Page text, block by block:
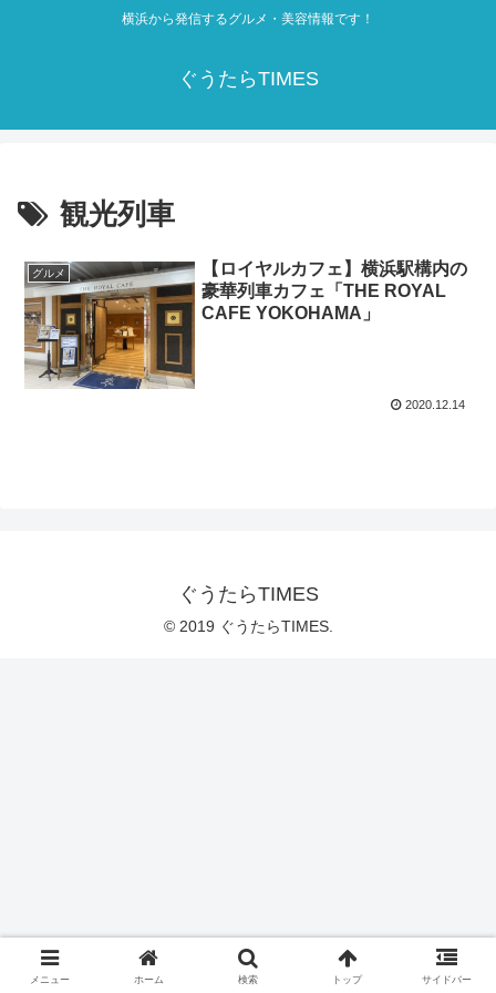
横浜から発信するグルメ・美容情報です！
ぐうたらTIMES
観光列車
グルメ
【ロイヤルカフェ】横浜駅構内の
豪華列車カフェ「THE ROYAL
CAFE YOKOHAMA」
2020.12.14
ぐうたらTIMES
© 2019 ぐうたらTIMES.
メニュー ホーム 検索 トップ サイドバー